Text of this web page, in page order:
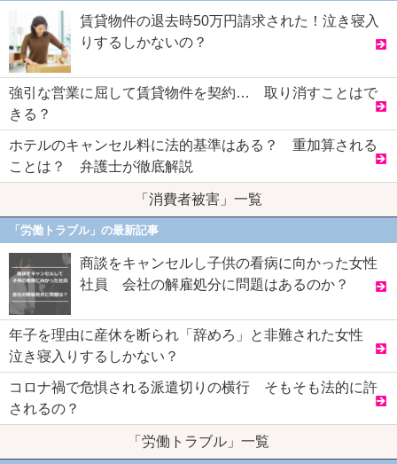
賃貸物件の退去時50万円請求された！泣き寝入
りするしかないの？
強引な営業に屈して賃貸物件を契約… 取り消すことはで
きる？
ホテルのキャンセル料に法的基準はある？ 重加算される
ことは？ 弁護士が徹底解説
「消費者被害」一覧
「労働トラブル」の最新記事
商談をキャンセルし子供の看病に向かった女性
社員 会社の解雇処分に問題はあるのか？
年子を理由に産休を断られ「辞めろ」と非難された女性
泣き寝入りするしかない？
コロナ禍で危惧される派遣切りの横行 そもそも法的に許
されるの？
「労働トラブル」一覧